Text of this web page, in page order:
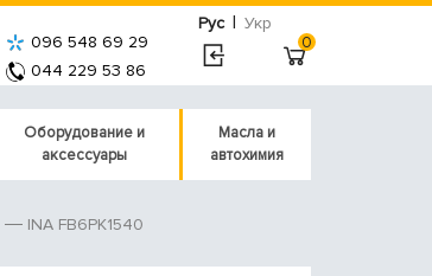
Рус | Укр
096 548 69 29
044 229 53 86
0
Оборудование и
аксессуары
Масла и
автохимия
INA FB6PK1540